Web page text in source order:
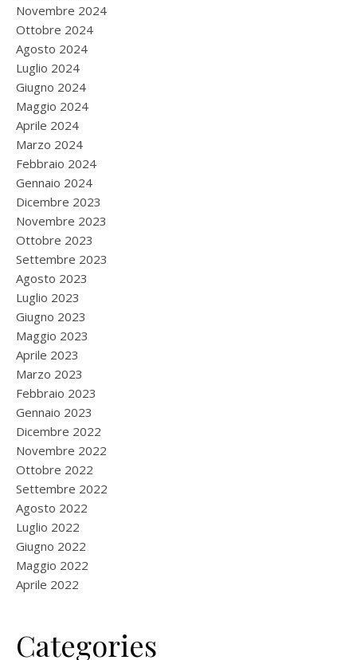
Novembre 2024
Ottobre 2024
Agosto 2024
Luglio 2024
Giugno 2024
Maggio 2024
Aprile 2024
Marzo 2024
Febbraio 2024
Gennaio 2024
Dicembre 2023
Novembre 2023
Ottobre 2023
Settembre 2023
Agosto 2023
Luglio 2023
Giugno 2023
Maggio 2023
Aprile 2023
Marzo 2023
Febbraio 2023
Gennaio 2023
Dicembre 2022
Novembre 2022
Ottobre 2022
Settembre 2022
Agosto 2022
Luglio 2022
Giugno 2022
Maggio 2022
Aprile 2022
Categories